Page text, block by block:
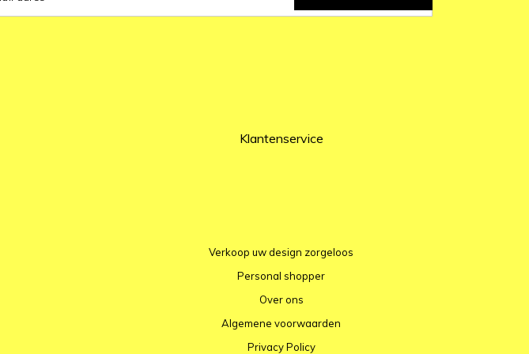
Klantenservice
Verkoop uw design zorgeloos
Personal shopper
Over ons
Algemene voorwaarden
Privacy Policy